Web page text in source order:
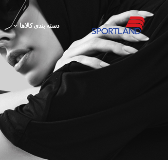
دسته بندی کالاها